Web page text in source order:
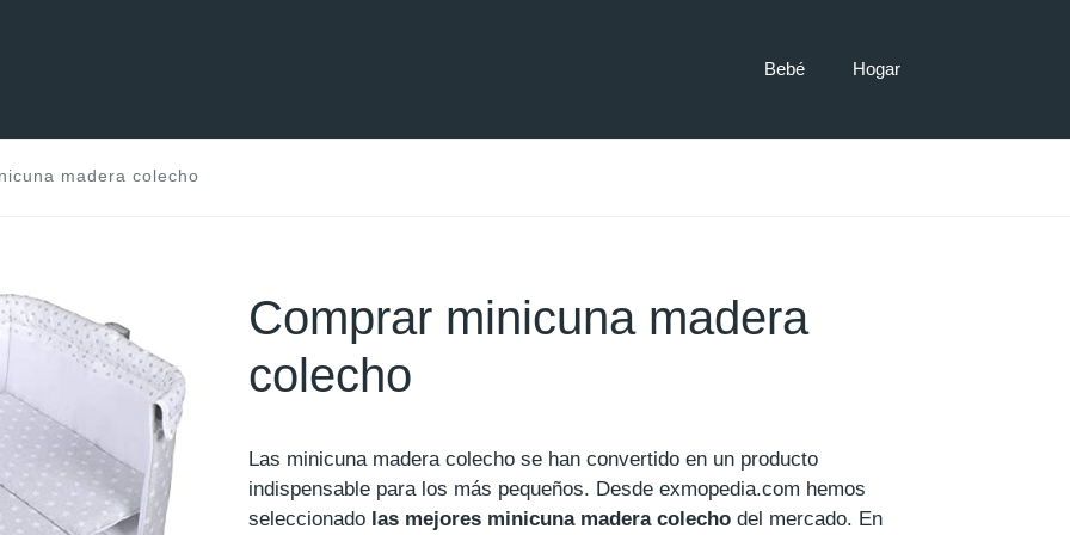
Bebé Hogar
madera colecho
Comprar minicuna madera
colecho
Las minicuna madera colecho se han convertido en un producto
indispensable para los más pequeños. Desde exmopedia.com hemos
seleccionado las mejores minicuna madera colecho del mercado. En